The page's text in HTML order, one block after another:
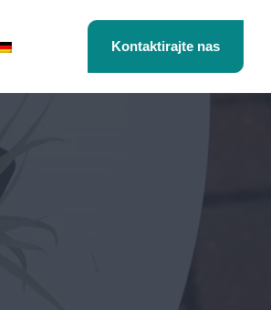
Kontaktirajte nas